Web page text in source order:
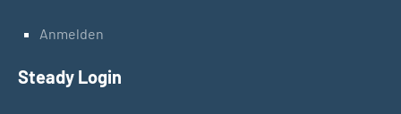
Anmelden
Steady Login